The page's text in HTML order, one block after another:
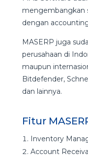
mengembangkan
dengan
MASERP juga
perusahaan di
maupun
Bitdefender,
dan lainnya.
Fitur
Inventory
Account